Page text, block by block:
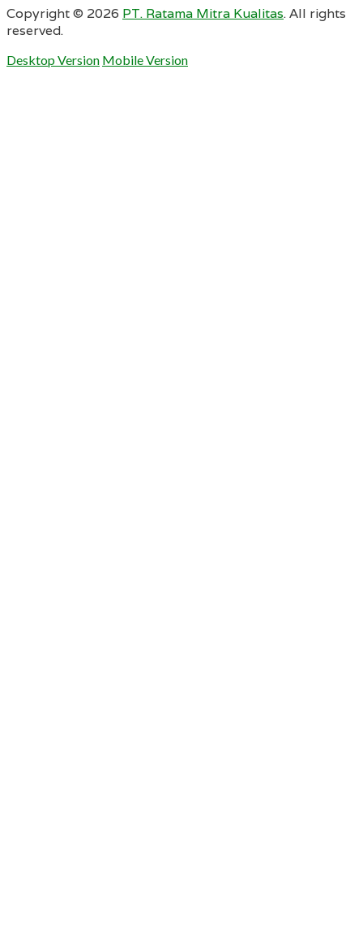
Copyright © 2026 PT. Ratama Mitra Kualitas. All rights
reserved.
Desktop Version Mobile Version